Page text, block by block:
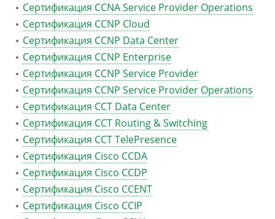
Сертификация CCNA Service Provider Operations
Сертификация CCNP Cloud
Сертификация CCNP Data Center
Сертификация CCNP Enterprise
Сертификация CCNP Service Provider
Сертификация CCNP Service Provider Operations
Сертификация CCT Data Center
Сертификация CCT Routing & Switching
Сертификация CCT TelePresence
Сертификация Cisco CCDA
Сертификация Cisco CCDP
Сертификация Cisco CCENT
Сертификация Cisco CCIP